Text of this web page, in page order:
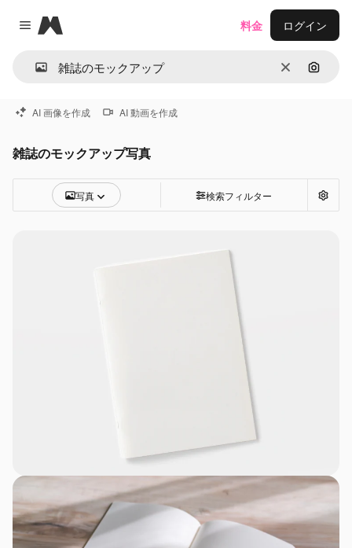
Close menu
Magnific
消去 画像で
料金 ログイン
AI 画像を作成 AI 動画を作成
雑誌のモックアップ写真
写真 検索フィルター